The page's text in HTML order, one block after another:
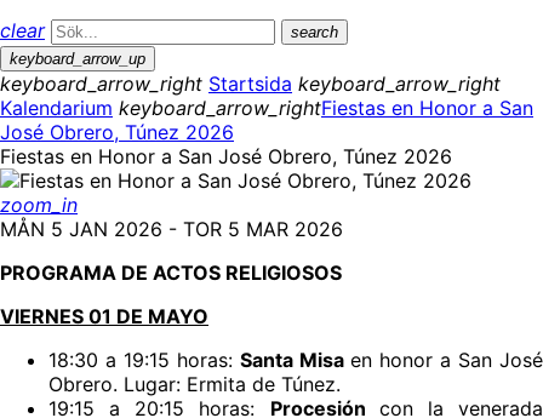
clear
search
keyboard_arrow_up
keyboard_arrow_right Startsida keyboard_arrow_right
Kalendarium keyboard_arrow_rightFiestas en Honor a San
José Obrero, Túnez 2026
Fiestas en Honor a San José Obrero, Túnez 2026
zoom_in
MÅN 5 JAN 2026 - TOR 5 MAR 2026
PROGRAMA DE ACTOS RELIGIOSOS
VIERNES 01 DE MAYO
18:30 a 19:15 horas: Santa Misaen honor a San José
Obrero. Lugar: Ermita de Túnez.
19:15 a 20:15 horas: Procesión con la venerada